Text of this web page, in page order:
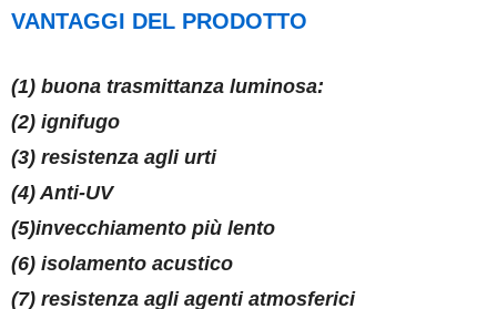
VANTAGGI DEL PRODOTTO
(1) buona trasmittanza luminosa:
(2) ignifugo
(3) resistenza agli urti
(4) Anti-UV
(5)invecchiamento più lento
(6) isolamento acustico
(7) resistenza agli agenti atmosferici